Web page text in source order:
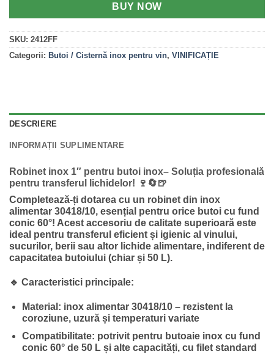
BUY NOW
SKU: 2412FF
Categorii: Butoi / Cisternă inox pentru vin, VINIFICAȚIE
DESCRIERE
INFORMAȚII SUPLIMENTARE
Robinet inox 1″ pentru butoi inox– Soluția profesională
pentru transferul lichidelor! 🍷🔄🍺
Completează-ți dotarea cu un robinet din inox
alimentar 30418/10, esențial pentru orice butoi cu fund
conic 60°! Acest accesoriu de calitate superioară este
ideal pentru transferul eficient și igienic al vinului,
sucurilor, berii sau altor lichide alimentare, indiferent de
capacitatea butoiului (chiar și 50 L).
🔹 Caracteristici principale:
Material: inox alimentar 30418/10 – rezistent la
coroziune, uzură și temperaturi variate
Compatibilitate: potrivit pentru butoaie inox cu fund
conic 60° de 50 L și alte capacități, cu filet standard